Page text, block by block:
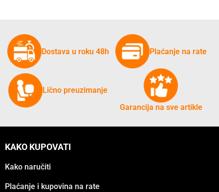
Dostava u roku 48h Plaćanje na rate
Lično preuzimanje
Garancija na sve artikle
KAKO KUPOVATI
Kako naručiti
Plaćanje i kupovina na rate